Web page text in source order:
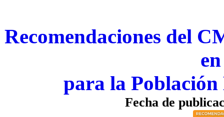
Recomendaciones del
para la
Fecha de